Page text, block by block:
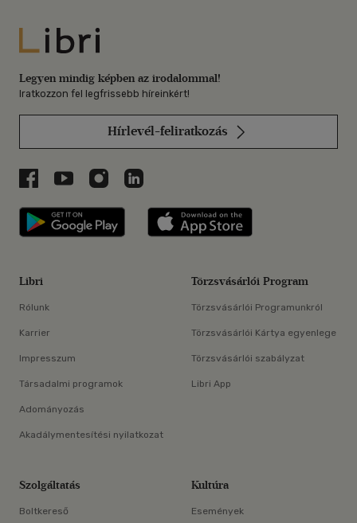
Libri
Legyen mindig képben az irodalommal!
Iratkozzon fel legfrissebb híreinkért!
Hírlevél-feliratkozás
Libri a Facebookon
Libri a Youtube-on
Libri az Instagramon
Libri a LinkedInen
Libri applikáció Szerezd meg: Google
Libri
Rólunk
Karrier
Impresszum
Társadalmi programok
Adományozás
Akadálymentesítési nyilatkozat
Törzsvásárlói Program
Törzsvásárlói Programunkról
Törzsvásárlói Kártya egyenlege
Törzsvásárlói szabályzat
Libri App
Szolgáltatás
Boltkereső
Kultúra
Események